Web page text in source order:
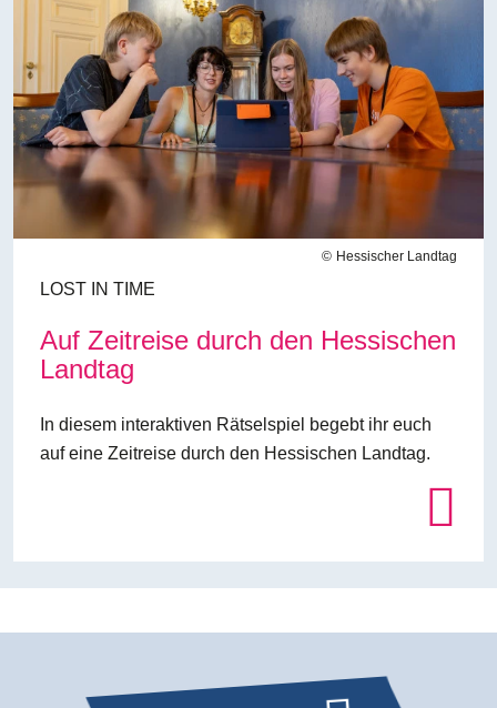
Hessischer Landtag
LOST IN TIME
Auf Zeitreise durch den Hessischen
Landtag
In diesem interaktiven Rätselspiel begebt ihr euch
auf eine Zeitreise durch den Hessischen Landtag.